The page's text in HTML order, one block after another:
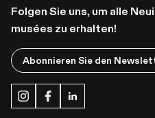
Folgen Sie uns, um alle
musées zu erhalten!
Abonnieren Sie den